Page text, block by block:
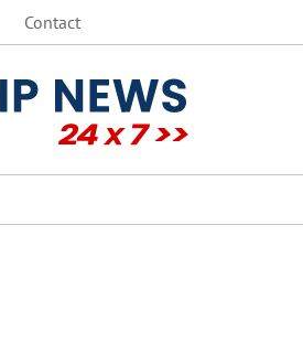
Contact